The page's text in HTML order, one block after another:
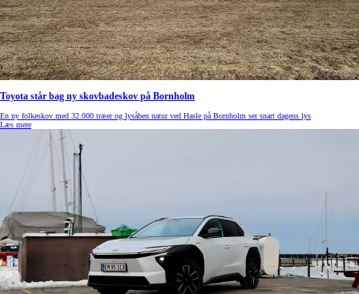
Toyota står bag ny skovbadeskov på Bornholm
En ny folkeskov med 32.000 træer og lysåben natur ved Hasle på Bornholm ser snart dagens lys
Læs mere